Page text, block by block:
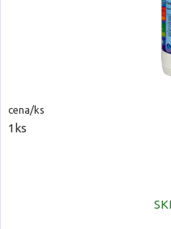
cena/ks
1ks